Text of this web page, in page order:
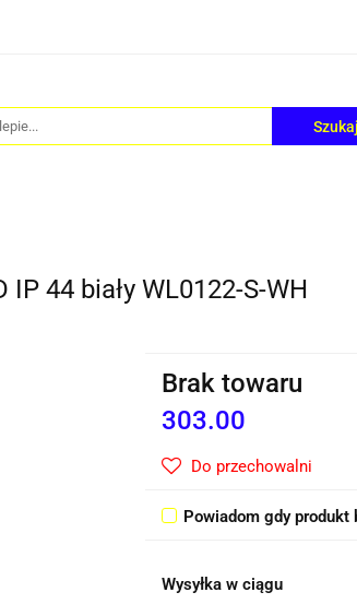
44 biały WL0122-S-WH
Brak towaru
303.00
Do przechowalni
Powiadom gdy produkt
Wysyłka w ciągu